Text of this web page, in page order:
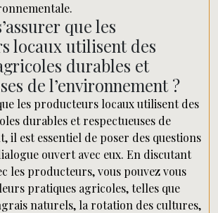
que les
locaux utilisent des
durables et
de l’environnement ?
les producteurs locaux utilisent des
durables et respectueuses de
il est essentiel de poser des questions
ouvert avec eux. En discutant
les producteurs, vous pouvez vous
pratiques agricoles, telles que
naturels, la rotation des cultures,